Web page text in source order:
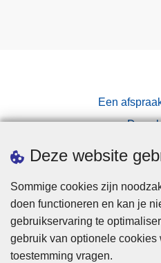
Deze website
Sommige cookies zijn
doen functioneren en kan je
gebruikservaring te
gebruik van optionele cookies
toestemming vragen.
Een
Pers